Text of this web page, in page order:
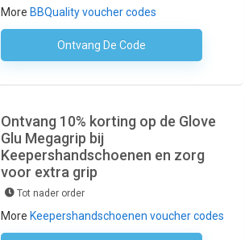
More BBQuality voucher codes
Ontvang De CodeGeen Code Nodig
Ontvang 10% korting op de Glove
Glu Megagrip bij
Keepershandschoenen en zorg
voor extra grip
Tot nader order
More Keepershandschoenen voucher codes